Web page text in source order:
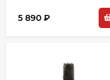
5 890 ₽